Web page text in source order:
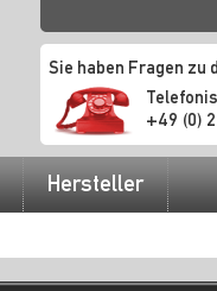
Sie haben Fragen zu
+49 (0) 2
Hersteller